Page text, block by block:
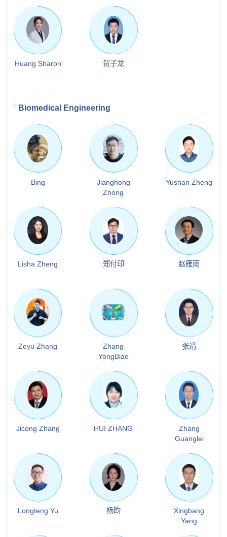
Huang Sharon 贺子龙
Biomedical Engineering
Bing
Jianghong
Zhong
Yushan Zheng
Lisha Zheng 郑付印 赵雁雨
Zeyu Zhang
Zhang
YongBiao
张靖
Jicong Zhang HUI ZHANG
Zhang
Guanglei
Longteng Yu 杨昀
Xingbang
Yang